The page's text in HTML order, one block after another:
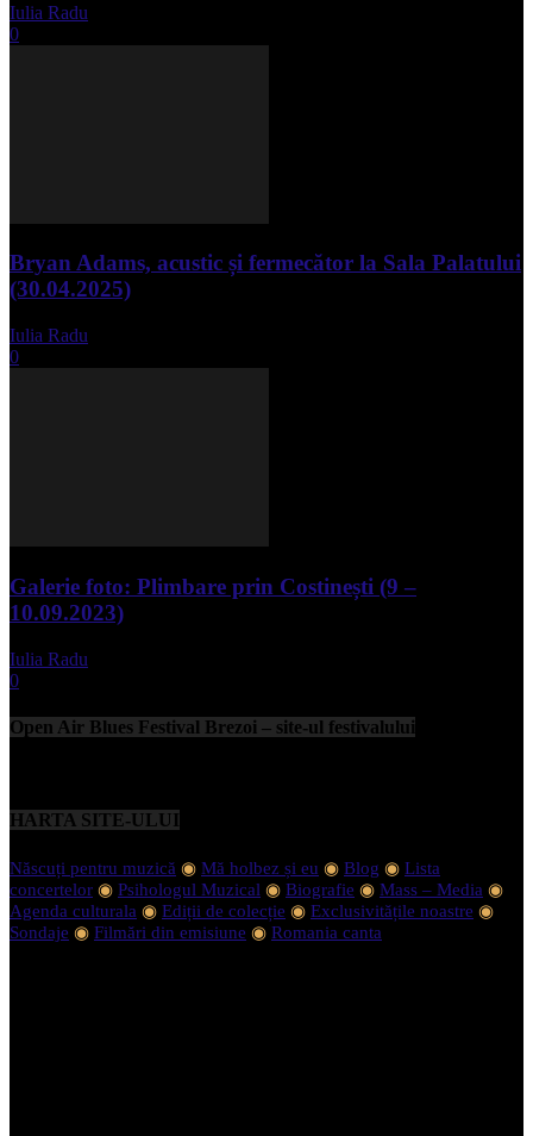
Iulia Radu
0
Bryan Adams, acustic și fermecător la Sala Palatului
(30.04.2025)
Iulia Radu
0
Galerie foto: Plimbare prin Costinești (9 –
10.09.2023)
Iulia Radu
0
Open Air Blues Festival Brezoi – site-ul festivalului
HARTA SITE-ULUI
Născuți pentru muzică ◉ Mă holbez și eu ◉ Blog ◉ Lista
concertelor ◉ Psihologul Muzical ◉ Biografie ◉ Mass – Media ◉
Agenda culturala ◉ Ediții de colecție ◉ Exclusivitățile noastre ◉
Sondaje ◉ Filmări din emisiune ◉ Romania canta